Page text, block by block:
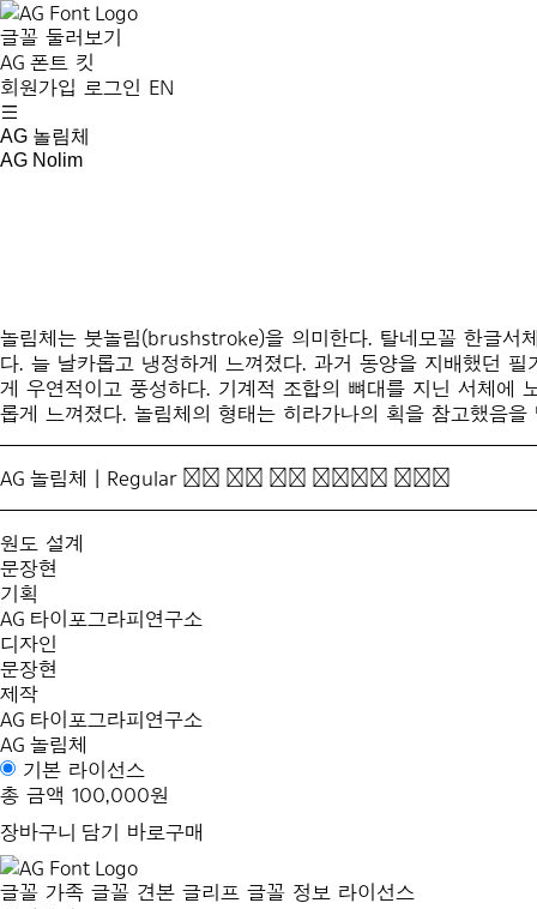
글꼴 둘러보기
AG 폰트 킷
회원가입 로그인 EN
AG 놀림체
AG Nolim
놀림체는 붓놀림(brushstroke)을 의미한다. 탈네모꼴 한글서
다. 늘 날카롭고 냉정하게 느껴졌다. 과거 동양을 지배했던
게 우연적이고 풍성하다. 기계적 조합의 뼈대를 지닌 서체에
롭게 느껴졌다. 놀림체의 형태는 히라가나의 획을 참고했음을
AG 놀림체 | Regular 모진 바람 5월 꽃봉오리 떨구고
원도 설계
문장현
기획
AG 타이포그라피연구소
디자인
문장현
제작
AG 타이포그라피연구소
AG 놀림체
기본 라이선스
총 금액 100,000원
장바구니 담기 바로구매
글꼴 가족 글꼴 견본 글리프 글꼴 정보 라이선스